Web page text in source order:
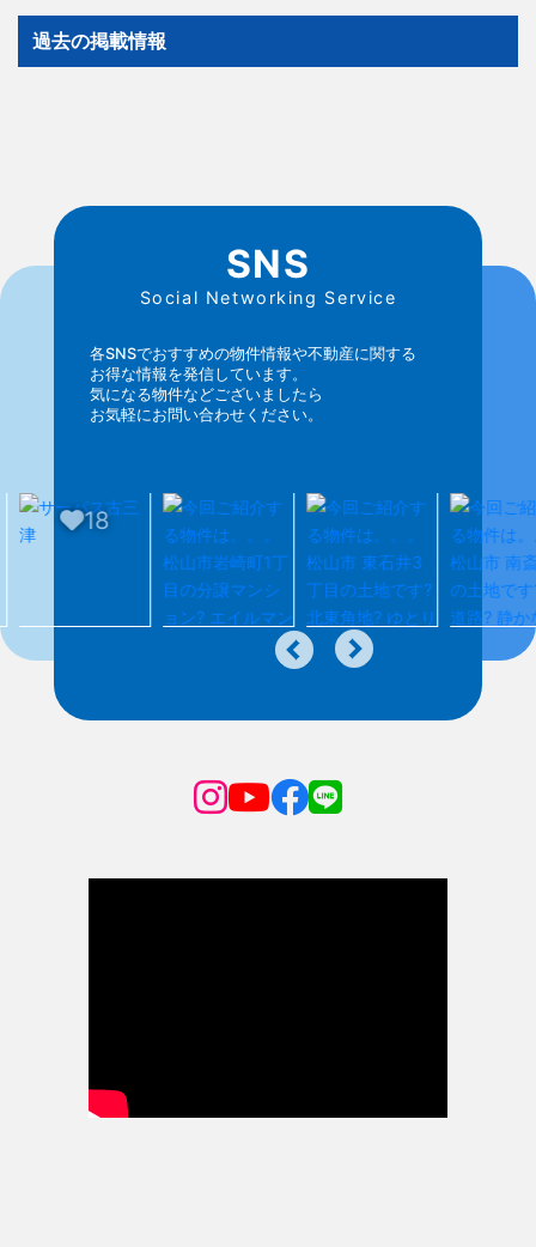
過去の掲載情報
18
SNS
Social Networking Service
各SNSでおすすめの物件情報や不動産に関する
お得な情報を発信しています。
気になる物件などございましたら
お気軽にお問い合わせください。